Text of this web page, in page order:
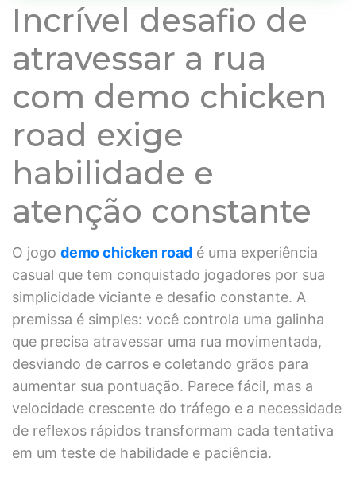
Incrível desafio de
atravessar a rua
com demo chicken
road exige
habilidade e
atenção constante
O jogo demo chicken road é uma experiência
casual que tem conquistado jogadores por sua
simplicidade viciante e desafio constante. A
premissa é simples: você controla uma galinha
que precisa atravessar uma rua movimentada,
desviando de carros e coletando grãos para
aumentar sua pontuação. Parece fácil, mas a
velocidade crescente do tráfego e a necessidade
de reflexos rápidos transformam cada tentativa
em um teste de habilidade e paciência.